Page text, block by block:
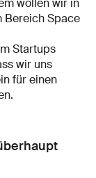
Bereich Space
Startups
wir uns
für einen